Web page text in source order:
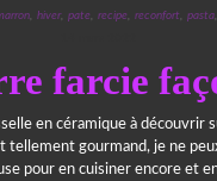
, hiver, pate, recipe, reconfort, pasta,
farcie
en céramique à découvrir
tellement gourmand, je ne
pour en cuisiner encore et